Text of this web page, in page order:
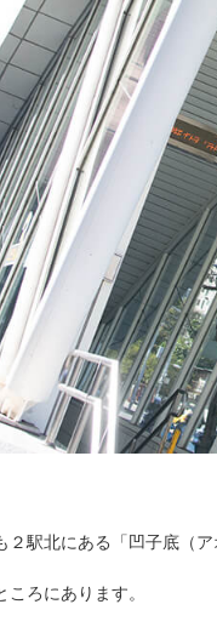
駅北にある「凹子底（ア
ろにあります。